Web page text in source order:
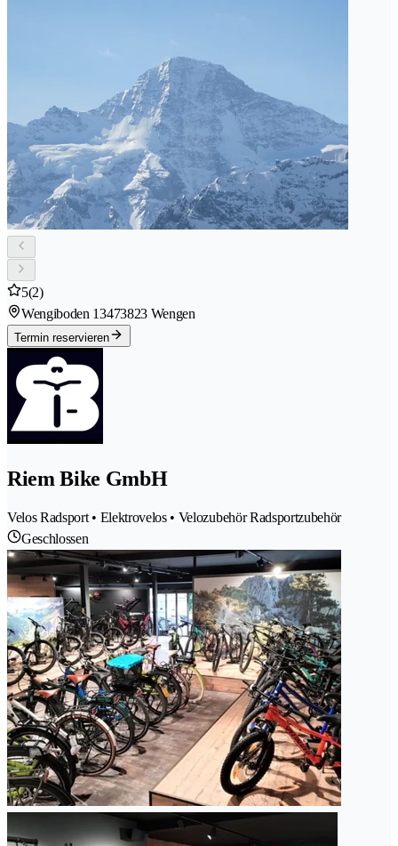
5(2)
Wengiboden 13473823 Wengen
Termin reservieren
Riem Bike GmbH
Velos Radsport • Elektrovelos • Velozubehör Radsportzubehör
Geschlossen